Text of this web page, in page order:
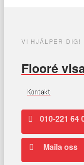
VI HJÄLPER DIG!
Flooré
Kontakt
010-221 64
Maila oss